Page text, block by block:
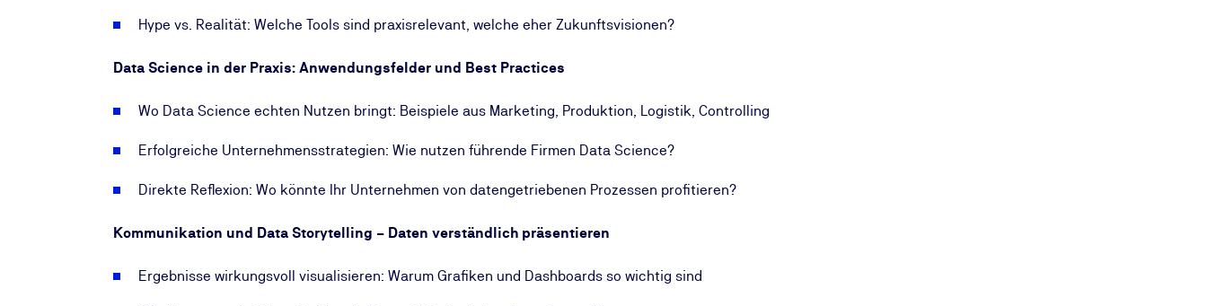
Hype vs. Realität: Welche Tools sind praxisrelevant, welche eher Zukunftsvisionen?
Data Science in der Praxis: Anwendungsfelder und Best Practices
Wo Data Science echten Nutzen bringt: Beispiele aus Marketing, Produktion, Logistik, Controlling
Erfolgreiche Unternehmensstrategien: Wie nutzen führende Firmen Data Science?
Direkte Reflexion: Wo könnte Ihr Unternehmen von datengetriebenen Prozessen profitieren?
Kommunikation und Data Storytelling – Daten verständlich präsentieren
Ergebnisse wirkungsvoll visualisieren: Warum Grafiken und Dashboards so wichtig sind